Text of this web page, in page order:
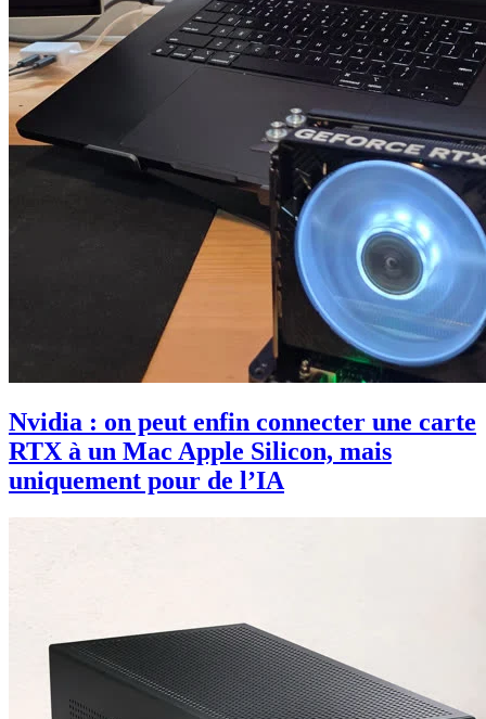
Nvidia : on peut enfin connecter une carte
RTX à un Mac Apple Silicon, mais
uniquement pour de l’IA